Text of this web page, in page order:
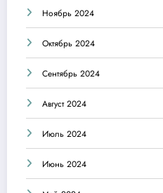
Ноябрь 2024
Октябрь 2024
Сентябрь 2024
Август 2024
Июль 2024
Июнь 2024